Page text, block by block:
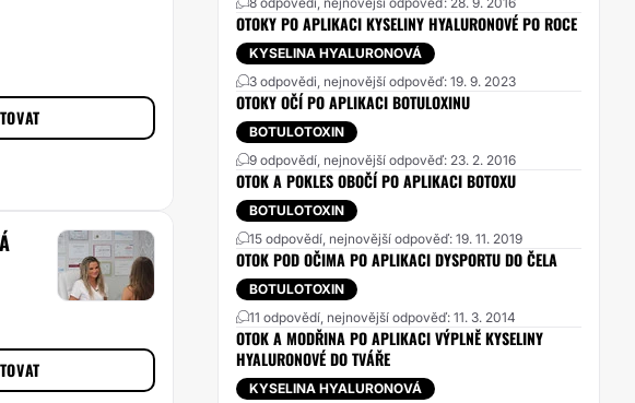
OTOKY PO APLIKACI KYSELINY HYALURONOVÉ PO ROCE
KYSELINA HYALURONOVÁ
3 odpovědi, nejnovější odpověď: 19. 9. 2023
OTOKY OČÍ PO APLIKACI BOTULOXINU
BOTULOTOXIN
9 odpovědí, nejnovější odpověď: 23. 2. 2016
OTOK A POKLES OBOČÍ PO APLIKACI BOTOXU
BOTULOTOXIN
15 odpovědí, nejnovější odpověď: 19. 11. 2019
OTOK POD OČIMA PO APLIKACI DYSPORTU DO ČELA
BOTULOTOXIN
11 odpovědí, nejnovější odpověď: 11. 3. 2014
OTOK A MODŘINA PO APLIKACI VÝPLNĚ KYSELINY
HYALURONOVÉ DO TVÁŘE
KYSELINA HYALURONOVÁ